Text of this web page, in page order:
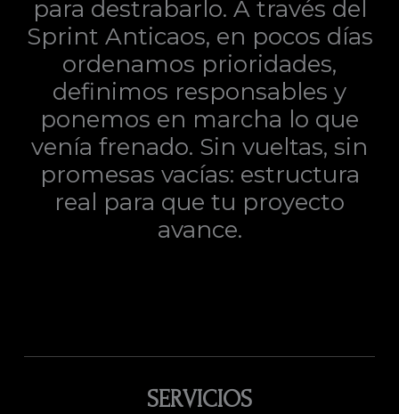
para destrabarlo. A través del
Sprint Anticaos, en pocos días
ordenamos prioridades,
definimos responsables y
ponemos en marcha lo que
venía frenado. Sin vueltas, sin
promesas vacías: estructura
real para que tu proyecto
avance.
SERVICIOS